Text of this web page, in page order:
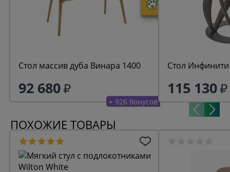
Стол массив дуба Винара 1400
92 680
+ 926 бонусов
Стол
115 130
ПОХОЖИЕ ТОВАРЫ